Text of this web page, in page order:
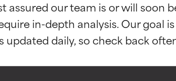
assured our team is or will soon
in-depth analysis. Our goal
unabhängige Studien belegt.
unabhängige Studien belegt.